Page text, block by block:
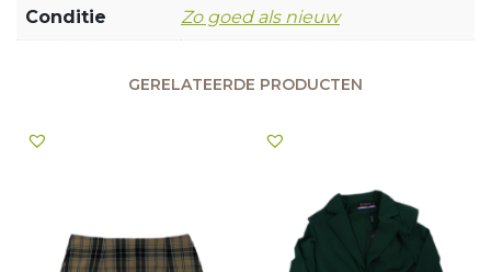
Conditie Zo goed als nieuw
GERELATEERDE PRODUCTEN